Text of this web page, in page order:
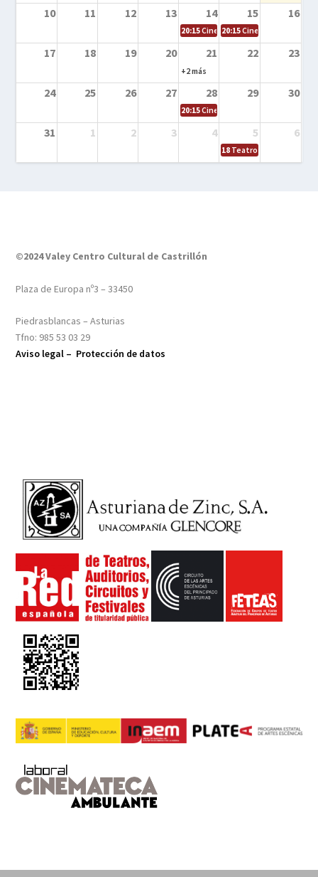
10 11 12 13 14 15 16
20:15Cine en la calle – Tortugas
20:15Cine en la calle –
17 18 19 20 21 22 23
+2 más
24 25 26 27 28 29 30
20:15Cine en el calle – Tintín y el
31 1 2 3 4 5 6
18 Teatro – Tres
©2024 Valey Centro Cultural de Castrillón
Plaza de Europa nº3 – 33450
Piedrasblancas – Asturias
Tfno: 985 53 03 29
Aviso legal – Protección de datos